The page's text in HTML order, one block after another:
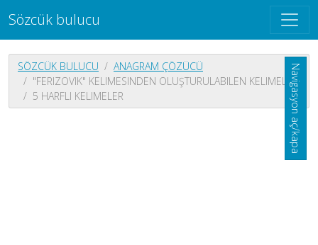
Sözcük bulucu
Navigasyon aç/kapa
SÖZCÜK BULUCU
ANAGRAM ÇÖZÜCÜ
"FERIZOVIK" KELIMESINDEN OLUŞTURULABILEN KELIMELER
5 HARFLI KELIMELER